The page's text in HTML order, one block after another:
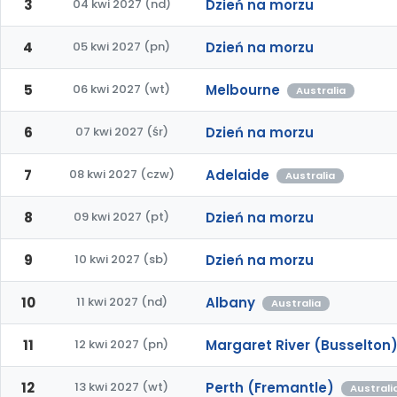
3 04 kwi 2027 (nd) Dzień na morzu
4 05 kwi 2027 (pn) Dzień na morzu
5 06 kwi 2027 (wt) Melbourne Australia
6 07 kwi 2027 (śr) Dzień na morzu
7 08 kwi 2027 (czw) Adelaide Australia
8 09 kwi 2027 (pt) Dzień na morzu
9 10 kwi 2027 (sb) Dzień na morzu
10 11 kwi 2027 (nd) Albany Australia
11 12 kwi 2027 (pn) Margaret River (Busselton)
12 13 kwi 2027 (wt) Perth (Fremantle)